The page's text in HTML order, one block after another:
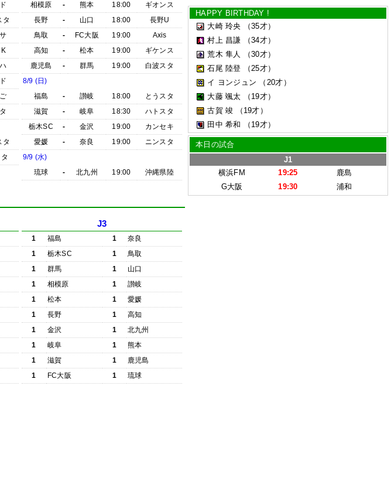
タ
タ
相模原
- 熊本 18:00
ギオンス
長野
- 山口 18:00
長野U
鳥取
- FC大阪 19:00
Axis
高知
- 松本 19:00
ギケンス
鹿児島
- 群馬 19:00
白波スタ
8/9 (日)
福島
- 讃岐 18:00
とうスタ
滋賀
- 岐阜 18:30
ハトスタ
栃木SC
- 金沢 19:00
カンセキ
愛媛
- 奈良 19:00
ニンスタ
9/9 (水)
琉球
- 北九州 19:00 沖縄県陸
J3
1 福島 1
奈良
1
栃木SC 1
鳥取
1
群馬 1
山口
1
相模原 1
讃岐
1
松本 1
愛媛
1
長野 1
高知
1
金沢 1
北九州
1
岐阜 1
熊本
1
滋賀 1
鹿児島
1
FC大阪 1 琉球
HAPPY BIRTHDAY !
大崎 玲央
（35才）
村上 昌謙
（34才）
荒木 隼人
（30才）
石尾 陸登
（25才）
イ ヨンジュン
（20才）
大藤 颯太
（19才）
古賀 竣
（19才）
田中 希和
（19才）
本日の試合
J1
横浜FM
19:25
鹿島
G大阪
19:30 浦和